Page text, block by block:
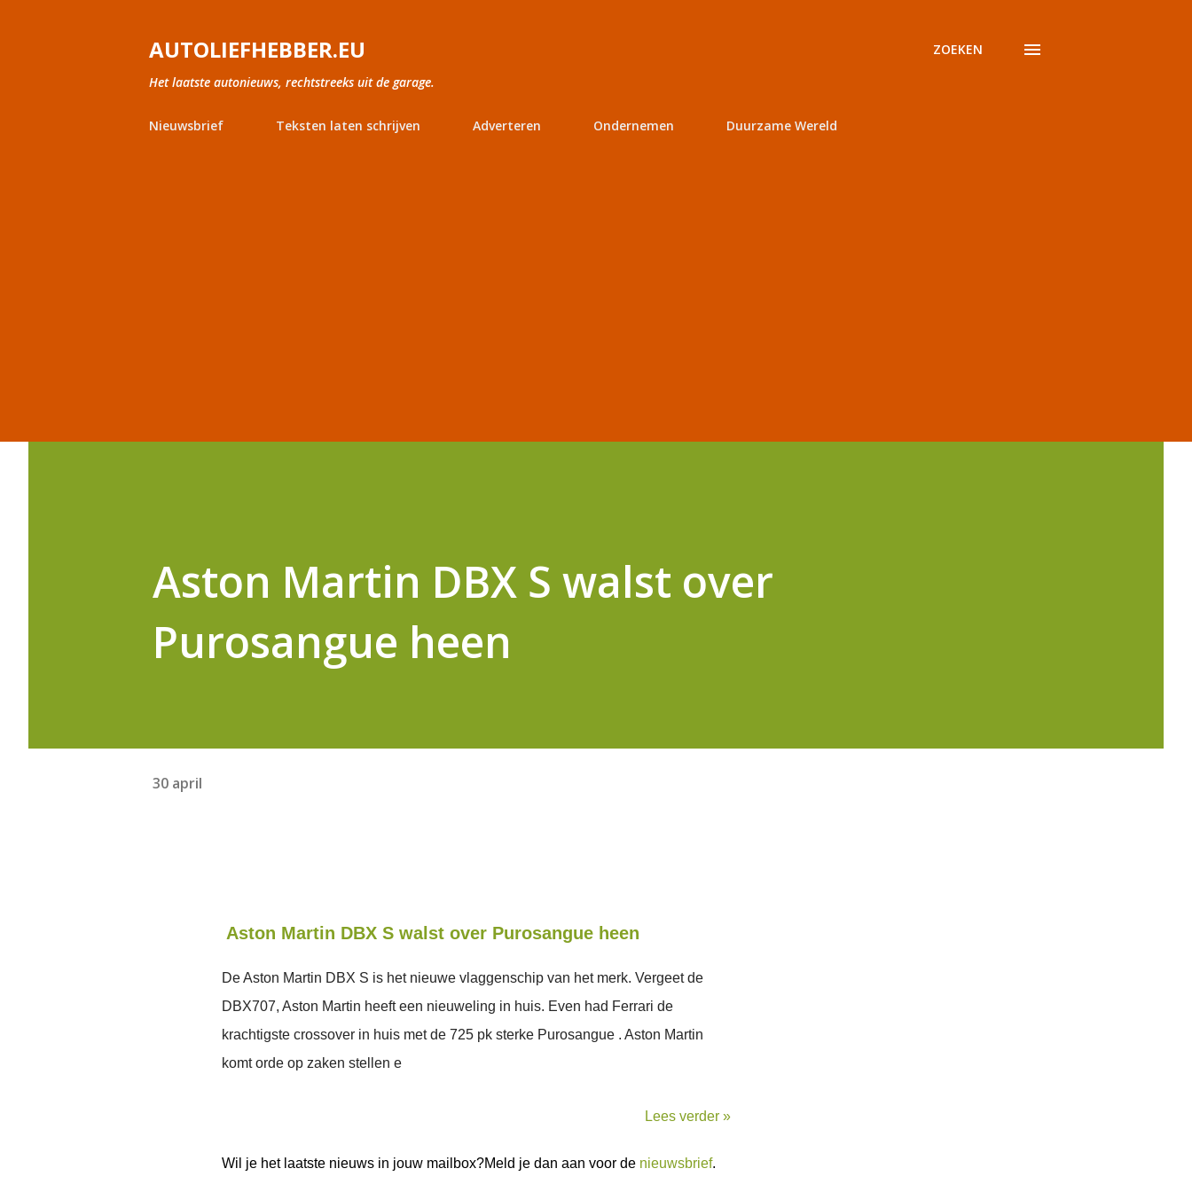
AUTOLIEFHEBBER.EU
Het laatste autonieuws, rechtstreeks uit de garage.
ZOEKEN
Nieuwsbrief Teksten laten schrijven Adverteren Ondernemen Duurzame Wereld
Aston Martin DBX S walst over
Purosangue heen
30 april
Aston Martin DBX S walst over Purosangue heen
De Aston Martin DBX S is het nieuwe vlaggenschip van het merk. Vergeet de
DBX707, Aston Martin heeft een nieuweling in huis. Even had Ferrari de
krachtigste crossover in huis met de 725 pk sterke Purosangue . Aston Martin
komt orde op zaken stellen e
Lees verder »
Wil je het laatste nieuws in jouw mailbox?Meld je dan aan voor de nieuwsbrief.